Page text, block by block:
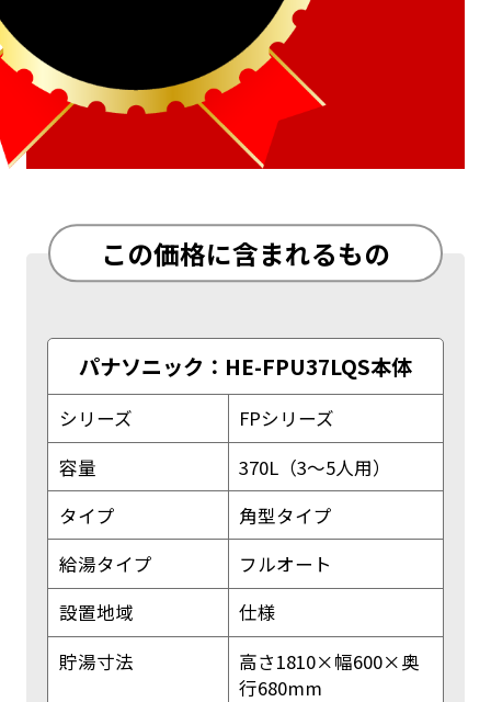
この価格に含まれるもの
パナソニック：HE-FPU37LQS本体
シリーズ
FPシリーズ
容量
370L（3～5人用）
タイプ
角型タイプ
給湯タイプ
フルオート
設置地域
仕様
貯湯寸法
高さ1810×幅600×奥
行680mm